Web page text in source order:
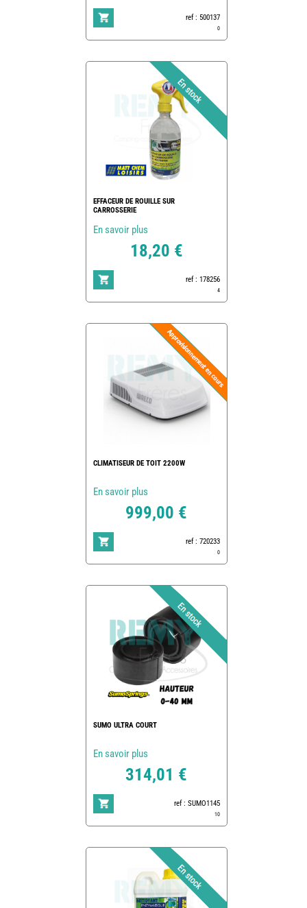
ref : 500137
0
EFFACEUR DE ROUILLE SUR
CARROSSERIE
En savoir plus
18,20 €
ref : 178256
4
CLIMATISEUR DE TOIT 2200W
En savoir plus
999,00 €
ref : 720233
0
SUMO ULTRA COURT
En savoir plus
314,01 €
ref : SUMO1145
10